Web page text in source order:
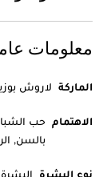
معلومات
الماركة لاروش
الاهتمام حب
بالسن,